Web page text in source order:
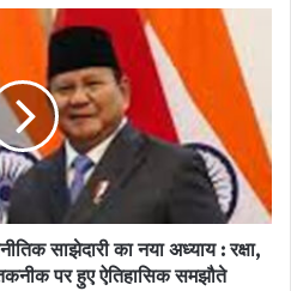
वेस्ट जोन)
भोपाल रीजन)
साझेदारी का नया अध्याय : रक्षा,
पर हुए ऐतिहासिक समझौते